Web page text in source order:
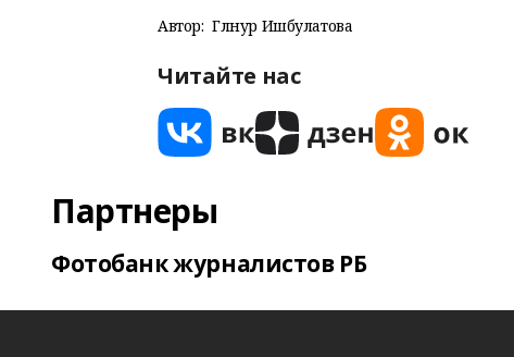
Автор: Гөлнур Ишбулатова
Читайте нас
Партнеры
Фотобанк журналистов РБ